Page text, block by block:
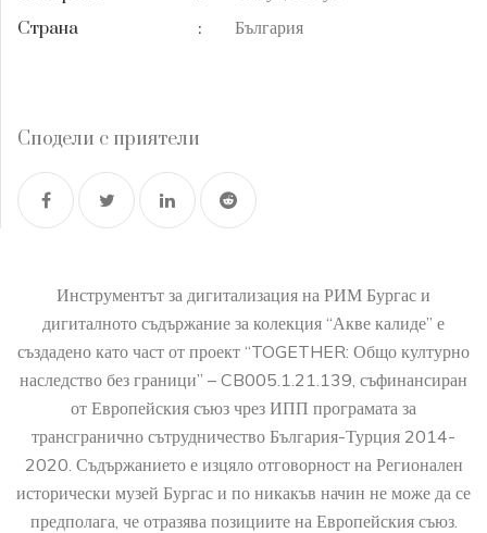
Страна
: България
Сподели с приятели
Инструментът за дигитализация на РИМ Бургас и
дигиталното съдържание за колекция “Акве калиде” е
създадено като част от проект “TOGETHER: Общо културно
наследство без граници” – CB005.1.21.139, съфинансиран
от Европейския съюз чрез ИПП програмата за
трансгранично сътрудничество България-Турция 2014-
2020. Съдържанието е изцяло отговорност на Регионален
исторически музей Бургас и по никакъв начин не може да се
предполага, че отразява позициите на Европейския съюз.